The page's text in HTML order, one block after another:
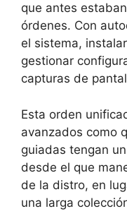
que antes
órdenes. Con
el sistema,
gestionar
capturas de
Esta orden
avanzados como
guiadas tengan un
desde el que
de la distro, en
una larga